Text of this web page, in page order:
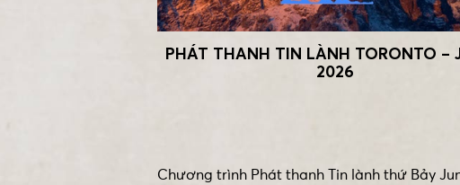
PHÁT THANH TIN LÀNH TORONTO –
2026
Chương trình Phát thanh Tin lành thứ Bảy